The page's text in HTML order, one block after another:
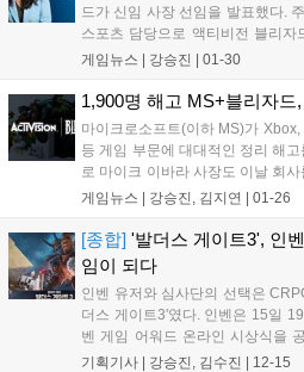
드가 신임 사장 선임을 발표했다.
스포츠 담당으로 액티비전 블리
블리자드는 현지 시각으로 29일 공
을 공유했다. 파리스 총괄은 2월 5
게임뉴스 | 강승진 01-30
1,900명 해고 MS+블리자
마이크로소프트(이하 MS)가
등 게임 부문에 대대적인 정리 해
로 마이크 이바라 사장도 이날 회
의 전신인 실리콘&시냅스의 공동
MS가 게임 사업 부문인 MS게이밍
게임뉴스 | 강승진, 김지연 01-26
[종합] '발더스 게이트3', 인
임이 되다
인벤 유저와 심사단의 선택은
더스 게이트3'였다. 인벤은 15일
벤 게임 어워드 온라인 시상식을
으로 재정비, 유저 투표 부문을 크
기획기사 | 강승진, 김수진 12-15